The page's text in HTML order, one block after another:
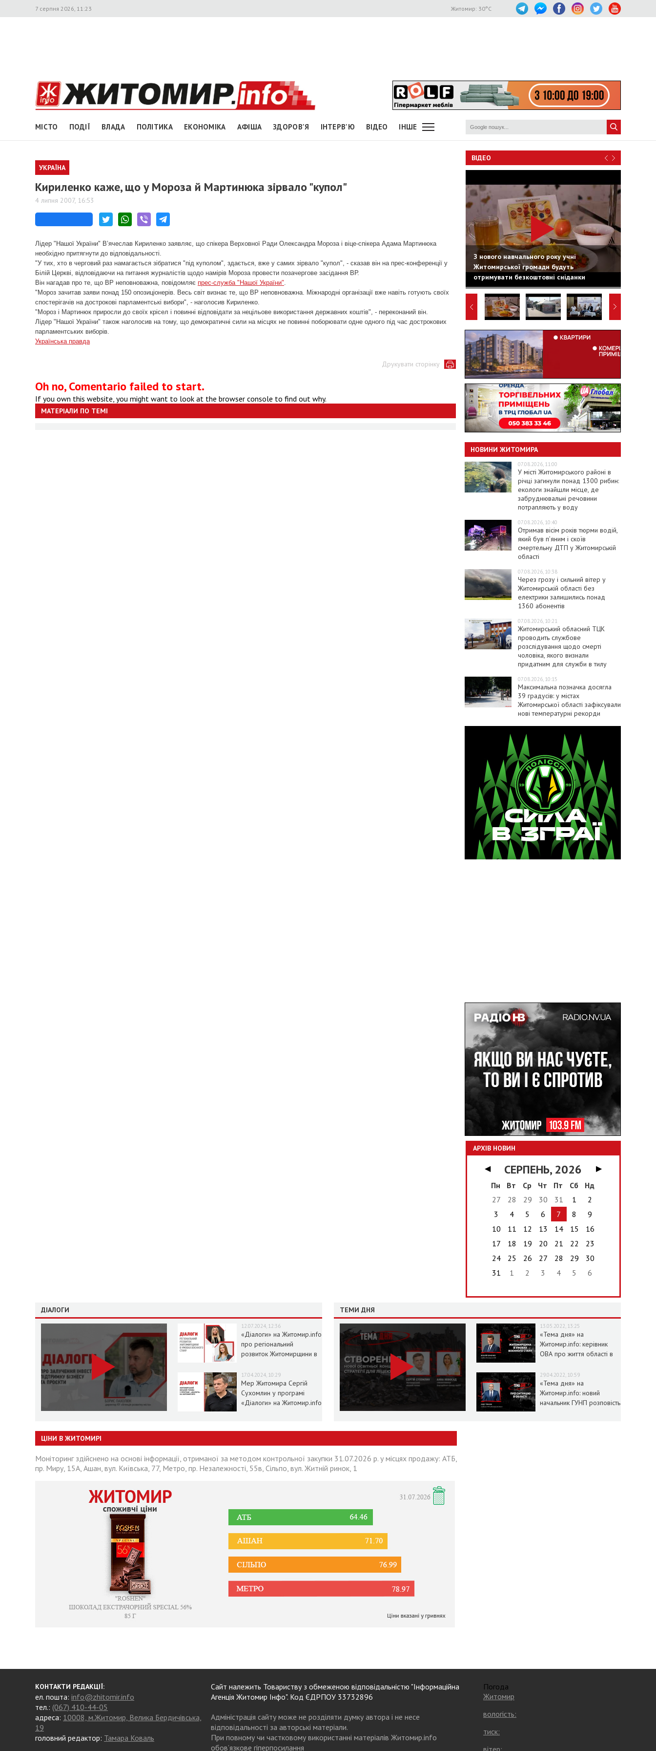
7 серпня 2026, 11:23 Житомир: 30°C
МІСТО ПОДІЇ ВЛАДА ПОЛІТИКА ЕКОНОМІКА АФІША ЗДОРОВ'Я ІНТЕРВ'Ю ВІДЕО ІНШЕ
УКРАЇНА
Кириленко каже, що у Мороза й Мартинюка зірвало "купол"
4 липня 2007, 16:53
Лідер "Нашої України" В’ячеслав Кириленко заявляє, що спікера Верховної Ради Олександра Мороза і віце-спікера Адама Мартинюка
необхідно притягнути до відповідальності.
"У тих, хто в черговий раз намагається зібратися "під куполом", здається, вже у самих зірвало "купол", - сказав він на прес-конференції у
Білій Церкві, відповідаючи на питання журналістів щодо намірів Мороза провести позачергове засідання ВР.
Він нагадав про те, що ВР неповноважна, повідомляє прес-служба "Нашої України".
"Мороз зачитав заяви понад 150 опозиціонерів. Весь світ визнає те, що ВР неповноважна. Міжнародні організації вже навіть готують своїх
спостерігачів на дострокові парламентські вибори", - наголосив Кириленко.
"Мороз і Мартинюк приросли до своїх крісел і повинні відповідати за нецільове використання державних коштів", - переконаний він.
Лідер "Нашої України" також наголосив на тому, що демократичні сили на місцях не повинні поборювати одне одного під час дострокових
парламентських виборів.
Українська правда
Друкувати сторінку
Oh no, Comentario failed to start.
If you own this website, you might want to look at the browser console to find out why.
МАТЕРІАЛИ ПО ТЕМІ
ВІДЕО
З нового навчального року учні
Житомирської громади будуть
отримувати безкоштовні сніданки
НОВИНИ ЖИТОМИРА
07.08.2026, 11:00
У місті Житомирського районі в
річці загинули понад 1300 рибин:
екологи знайшли місце, де
забруднювальні речовини
потрапляють у воду
07.08.2026, 10:40
Отримав вісім років тюрми водій,
який був п’яним і скоїв
смертельну ДТП у Житомирській
області
07.08.2026, 10:38
Через грозу і сильний вітер у
Житомирській області без
електрики залишились понад
1360 абонентів
07.08.2026, 10:21
Житомирський обласний ТЦК
проводить службове
розслідування щодо смерті
чоловіка, якого визнали
придатним для служби в тилу
07.08.2026, 10:15
Максимальна позначка досягла
39 градусів: у містах
Житомирської області зафіксували
нові температурні рекорди
АРХІВ НОВИН
◀ СЕРПЕНЬ, 2026
▶
Пн
Вт Ср Чт Пт Сб
Нд
27
28 29 30 31 1
2
3
4 5 6 7 8
9
10
11 12 13 14 15
16
17
18 19 20 21 22
23
24
25 26 27 28 29
30
31
1 2 3 4 5 6
ДІАЛОГИ
12.07.2024, 12:36
«Діалоги» на Житомир.info
про регіональний
розвиток Житомирщини в
17.04.2024, 10:29
Мер Житомира Сергій
Сухомлин у програмі
«Діалоги» на Житомир.info
ТЕМИ ДНЯ
13.05.2022, 13:25
«Тема дня» на
Житомир.info: керівник
ОВА про життя області в
29.04.2022, 10:59
«Тема дня» на
Житомир.info: новий
начальник ГУНП розповість
ЦІНИ В ЖИТОМИРІ
Моніторинг здійснено на основі інформації, отриманої за методом контрольної закупки 31.07.2026 р. у місцях продажу: АТБ,
пр. Миру, 15А, Ашан, вул. Київська, 77, Метро, пр. Незалежності, 55в, Сільпо, вул. Житній ринок, 1
КОНТАКТИ РЕДАКЦІЇ:
ел. пошта: info@zhitomir.info
тел.: (067) 410-44-05
адреса: 10008, м.Житомир, Велика Бердичівська,
19
головний редактор: Тамара Коваль
Сайт належить Товариству з обмеженою відповідальністю "Інформаційна
Агенція Житомир Інфо". Код ЄДРПОУ 33732896
Адміністрація сайту може не розділяти думку автора і не несе
відповідальності за авторські матеріали.
При повному чи частковому використанні матеріалів Житомир.info
обов’язкове гіперпосилання
Погода
Житомир
вологість:
тиск:
вітер: